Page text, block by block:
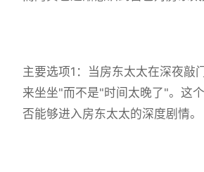
主要选项1：当房东太太在深夜敲
来坐坐"而不是"时间太晚了"。这
否能够进入房东太太的深度剧情。